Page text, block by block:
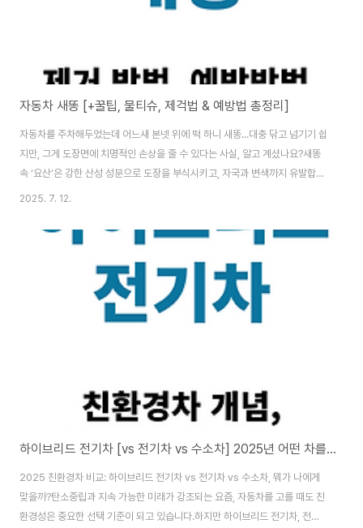
자동차 새똥 [+꿀팁, 물티슈, 제걱법 & 예방법 총정리]
자동차를 주차해두었는데 어느새 본넷 위에 떡 하니 새똥...대충 닦고 넘기기 쉽
지만, 그게 도장면에 치명적인 손상을 줄 수 있다는 사실, 알고 계셨나요?새똥
속 ‘요산’은 강한 산성 성분으로 도장을 부식시키고, 자국과 변색까지 유발합니
다.마른 상태에서 닦거나 문지르면 도장면에 스크래치가 생기고, 시간이 지나
른 제거법 총정리 - 인폼카운전자가 가장 싫어하는 오염물질 중 하나가 바로 자
자국을 남기는 주범이라는 사실, 알고 계셨나요? 오늘은 새똥informcar.istj-
rich.co.kr✅ 새똥 제거, 이렇게 하세요!물에 적신 수건이나 물티슈를 새똥 위
2025. 7. 12.
하이브리드 전기차 [vs 전기차 vs 수소차] 2025년 어떤 차를 선택해야 할까?
2025 친환경차 비교: 하이브리드 전기차 vs 전기차 vs 수소차, 뭐가 나에게
맞을까?탄소중립과 지속 가능한 미래가 강조되는 요즘, 자동차를 고를 때도 친
환경성은 중요한 선택 기준이 되고 있습니다.하지만 하이브리드 전기차, 전기